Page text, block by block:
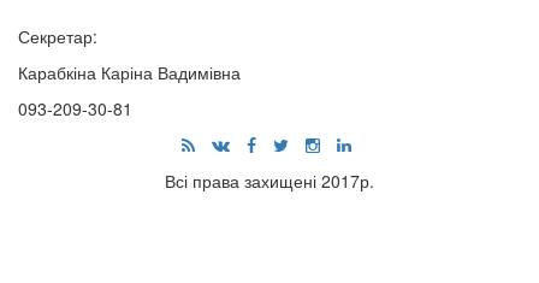
Секретар:
Карабкіна Каріна Вадимівна
093-209-30-81
Всі права захищені 2017р.